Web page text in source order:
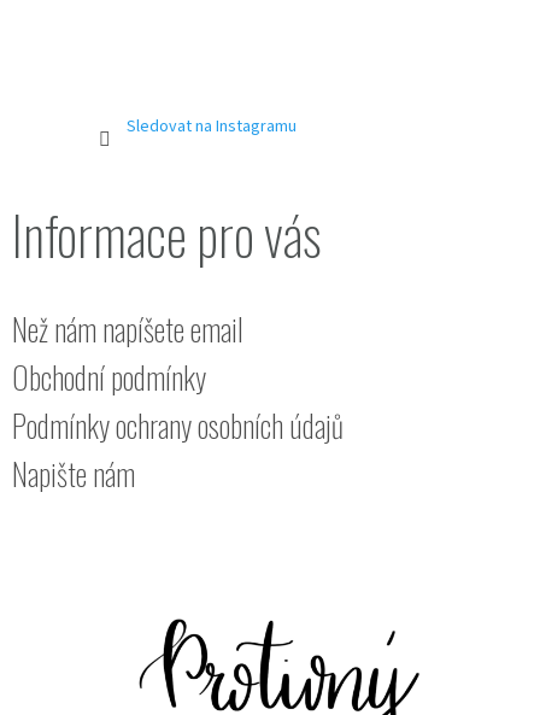
Sledovat na Instagramu
Informace pro vás
Než nám napíšete email
Obchodní podmínky
Podmínky ochrany osobních údajů
Napište nám